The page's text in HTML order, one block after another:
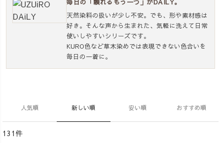
毎日の「頼れるもう一つ」がDAILY。
天然染料の扱いが少し不安。でも、形や素材感は
好き。そんな声から生まれた、気軽に洗えて日常
使いしやすいシリーズです。
KURO色など草木染めでは表現できない色合いを
毎日の一着に。
人気順 新しい順 安い順 おすすめ順
131件